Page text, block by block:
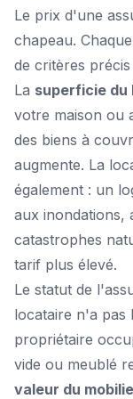
Le prix d'une
chapeau.
de critères
La superficie du
votre maison ou
des biens à
augmente. La
également : un
aux inondations,
catastrophes
tarif plus élevé.
Le statut de
locataire n'a pas
propriétaire
vide ou meublé
valeur du